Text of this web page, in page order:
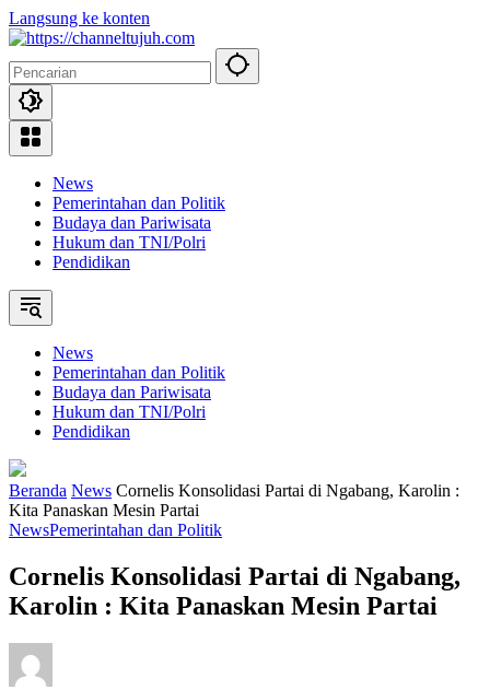
Langsung ke konten
News
Pemerintahan dan Politik
Budaya dan Pariwisata
Hukum dan TNI/Polri
Pendidikan
News
Pemerintahan dan Politik
Budaya dan Pariwisata
Hukum dan TNI/Polri
Pendidikan
Beranda News Cornelis Konsolidasi Partai di Ngabang, Karolin :
Kita Panaskan Mesin Partai
NewsPemerintahan dan Politik
Cornelis Konsolidasi Partai di Ngabang,
Karolin : Kita Panaskan Mesin Partai